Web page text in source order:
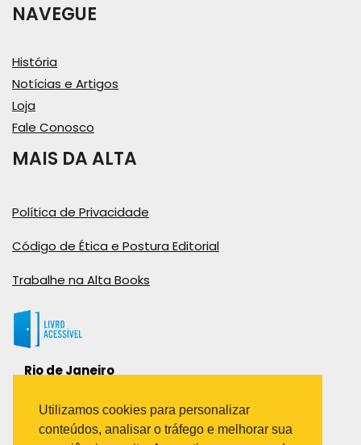
NAVEGUE
História
Notícias e Artigos
Loja
Fale Conosco
MAIS DA ALTA
Política de Privacidade
Código de Ética e Postura Editorial
Trabalhe na Alta Books
Rio de Janeiro
Bairro Industrial do Jacaré
Rio de Janeiro – RJ – CEP: 20970-031
Utilizamos cookies para personalizar
conteúdos, analisar o tráfego e melhorar sua